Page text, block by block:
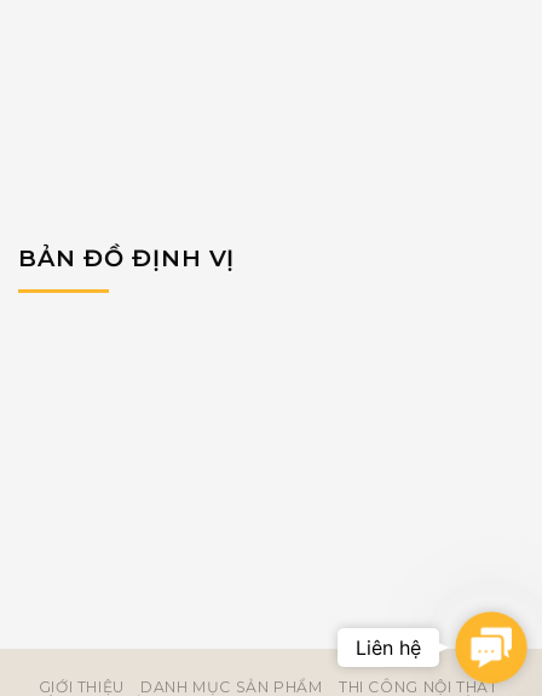
BẢN ĐỒ ĐỊNH VỊ
GIỚI THIỆU DANH MỤC SẢN PHẨM
THI CÔNG NỘI THẤT